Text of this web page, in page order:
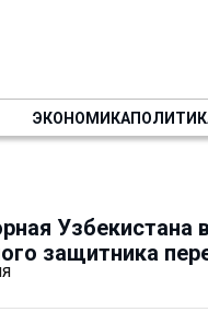
ЭКОНОМИКА
Узбекистана
защитника